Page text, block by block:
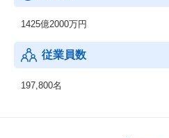
1425億2000万円
従業員数
197,800名